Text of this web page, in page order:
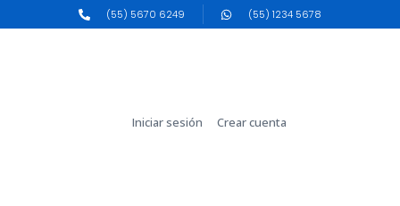
(55) 5670 6249 (55) 1234 5678
Iniciar sesión Crear cuenta